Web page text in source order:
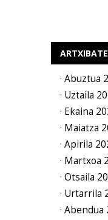
· Abuztua
· Uztaila
· Ekaina
· Maiatza
· Apirila
· Martxoa
· Otsaila
· Urtarrila
· Abendua